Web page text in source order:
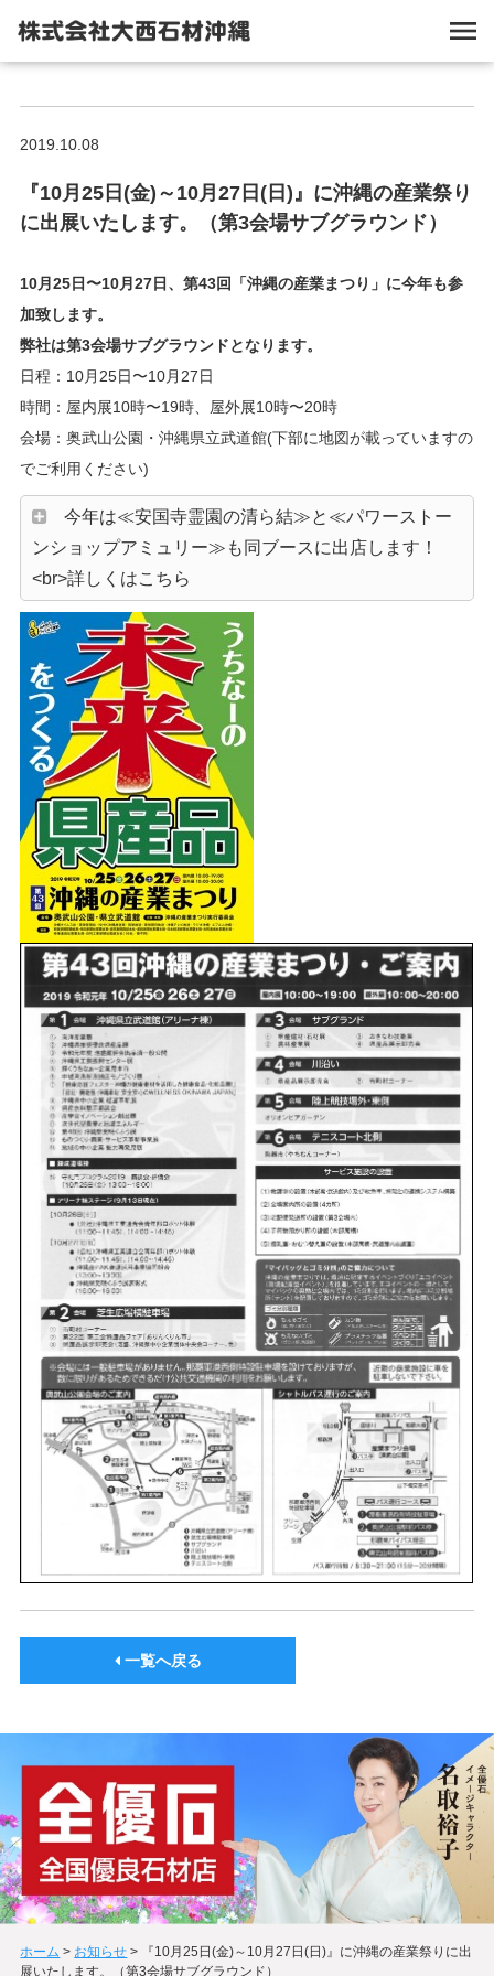
2019.10.08
『10月25日(金)～10月27日(日)』に沖縄の産業祭り
に出展いたします。（第3会場サブグラウンド）
10月25日〜10月27日、第43回「沖縄の産業まつり」に今年も参
加致します。
弊社は第3会場サブグラウンドとなります。
日程：10月25日〜10月27日
時間：屋内展10時〜19時、屋外展10時〜20時
会場：奥武山公園・沖縄県立武道館(下部に地図が載っていますの
でご利用ください)
今年は≪安国寺霊園の清ら結≫と≪パワーストー
ンショップアミュリー≫も同ブースに出店します！
<br>詳しくはこちら
一覧へ戻る
ホーム > お知らせ >
『10月25日(金)～10月27日(日)』に沖縄の産業祭りに出
展いたします。（第3会場サブグラウンド）